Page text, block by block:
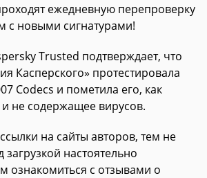
ежедневную перепроверку
с новыми сигнатурами!
Trusted подтверждает, что
Касперского» протестировала
Codecs и пометила его, как
не содержащее вирусов.
на сайты авторов, тем не
настоятельно
ознакомиться с отзывами о